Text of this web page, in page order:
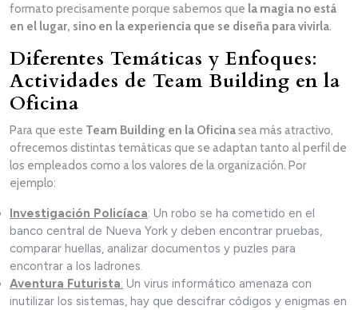
formato precisamente porque sabemos que la magia no está
en el lugar, sino en la experiencia que se diseña para vivirla.
Diferentes Temáticas y Enfoques:
Actividades de Team Building en la
Oficina
Para que este Team Building en la Oficinasea más atractivo,
ofrecemos distintas temáticas que se adaptan tanto al perfil de
los empleados como a los valores de la organización. Por
ejemplo:
Investigación Policíaca: Un robo se ha cometido en el
banco central de Nueva York y deben encontrar pruebas,
comparar huellas, analizar documentos y puzles para
encontrar a los ladrones.
Aventura Futurista: Un virus informático amenaza con
inutilizar los sistemas, hay que descifrar códigos y enigmas en